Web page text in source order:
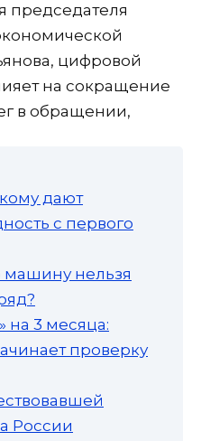
председателя
цифровой
на сокращение
в обращении,
дают
с первого
машину нельзя
на 3 месяца:
проверку
России